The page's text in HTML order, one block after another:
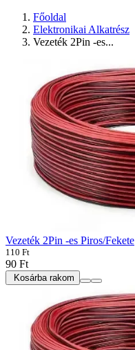
Főoldal
Elektronikai Alkatrész
Vezeték 2Pin -es...
Vezeték 2Pin -es Piros/Fekete
110 Ft
90 Ft
Kosárba rakom